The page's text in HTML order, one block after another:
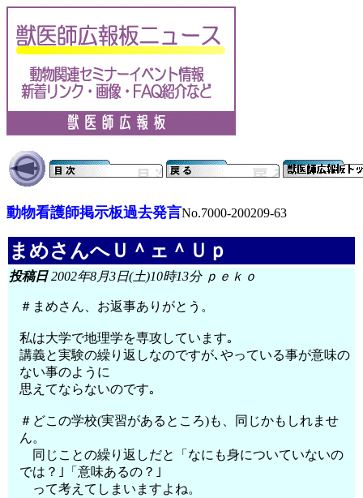
動物看護師掲示板過去発言No.7000-200209-63
まめさんへＵ＾ェ＾Ｕｐ
投稿日2002年8月3日(土)10時13分 ｐｅｋｏ
＃まめさん、お返事ありがとう。
私は大学で地理学を専攻しています｡
講義と実験の繰り返しなのですが､やっている事が意味の
ない事のように
思えてならないのです｡
＃どこの学校(実習があるところ)も、同じかもしれませ
ん。
同じことの繰り返しだと「なにも身についていないの
では？｣「意味あるの？｣
って考えてしまいますよね。